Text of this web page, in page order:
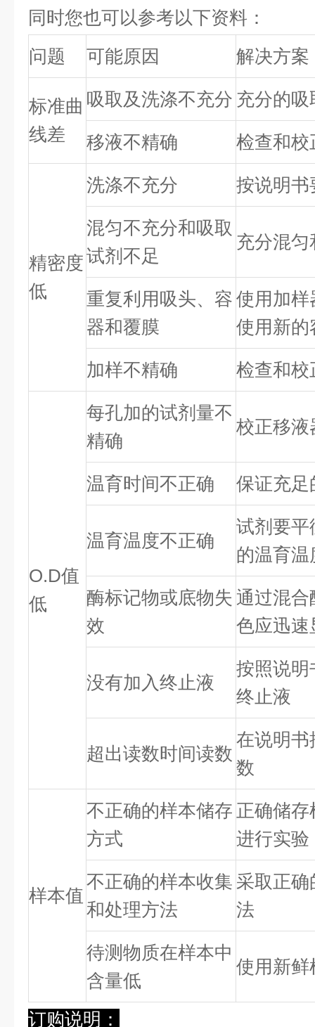
同时您也可以参考以下资料：
问题
可能原因 解决方案
标准曲
线差
吸取及洗涤不充分 充分的
移液不精确 检查和校
精密度
低
洗涤不充分 按说明书
混匀不充分和吸取
试剂不足
充分混
重复利用吸头、容
器和覆膜
使用加样
使用新的
加样不精确 检查和校
O.D值
低
每孔加的试剂量不
精确
校正移液
温育时间不正确 保证充足
温育温度不正确
试剂要平
的温育温
酶标记物或底物失
效
通过混
色应迅速
没有加入终止液
按照说明
终止液
超出读数时间读数
在说明书
数
样本值
不正确的样本储存
方式
正确储
进行实验
不正确的样本收集
和处理方法
采取正
法
待测物质在样本中
含量低
使用新鲜
订购说明：